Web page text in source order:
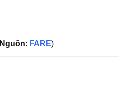
Nguồn: FARE)